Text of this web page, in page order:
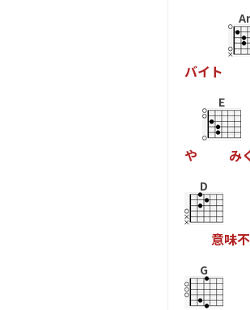
バイ ト
や
E
み
D
意味不
G